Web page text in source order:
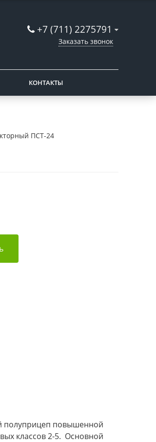
+7 (711) 2275791
Заказать звонок
КОНТАКТЫ
ПСТ-24
повышенной
классов 2-5. Основной